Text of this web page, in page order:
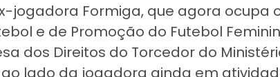
jogadora Formiga, que agora ocupa
e de Promoção do Futebol
dos Direitos do Torcedor do
lado da jogadora ainda em